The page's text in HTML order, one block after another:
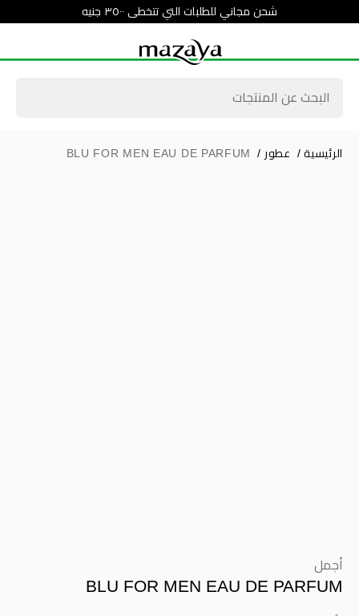
شحن مجاني للطلبات التي تتخطى ٣٥٠٠ جنيه
الرئيسية / عطور /
BLU FOR MEN EAU DE PARFUM
أجمل
BLU FOR MEN EAU DE PARFUM